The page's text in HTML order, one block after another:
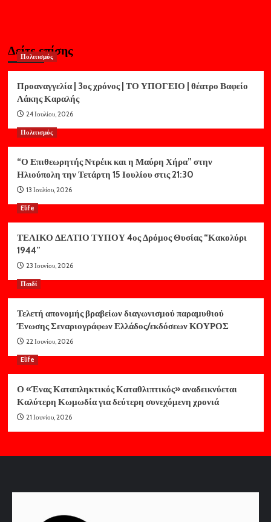
Δείτε επίσης
Πολιτισμός
Προαναγγελία | 3ος χρόνος | ΤΟ ΥΠΟΓΕΙΟ | θέατρο Βαφείο
Λάκης Καραλής
24 Ιουλίου, 2026
Πολιτισμός
“Ο Επιθεωρητής Ντρέικ και η Μαύρη Χήρα” στην
Ηλιούπολη την Τετάρτη 15 Ιουλίου στις 21:30
13 Ιουλίου, 2026
Elife
ΤΕΛΙΚΟ ΔΕΛΤΙΟ ΤΥΠΟΥ 4ος Δρόμος Θυσίας “Κακολύρι
1944”
23 Ιουνίου, 2026
Παιδί
Τελετή απονομής βραβείων διαγωνισμού παραμυθιού
Ένωσης Σεναριογράφων Ελλάδος/εκδόσεων ΚΟΥΡΟΣ
22 Ιουνίου, 2026
Elife
Ο «Ένας Καταπληκτικός Καταθλιπτικός» αναδεικνύεται
Καλύτερη Κωμωδία για δεύτερη συνεχόμενη χρονιά
21 Ιουνίου, 2026